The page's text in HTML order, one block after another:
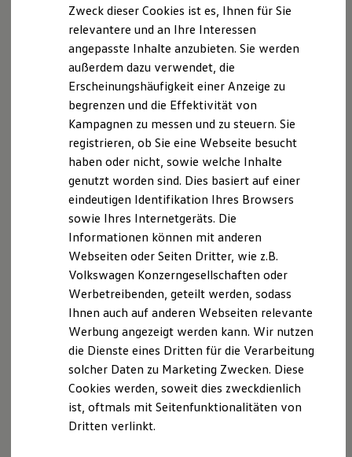
Kaufoptionen
E-Auto-Förderung
Software und Konnektivität
Die ID. Software 6
ID. Software Versionen und Updates
Digitale Extras
Schnittstellen zu Ihrem ID.
Hybridautos
Marke und Erlebnis
Volkswagen R und R Experience
R-Modelle
R Experience
Driving Experience
Volkswagen entdecken
Werkbesichtigung
Lifestyle Shop
T-Roc Kollektion
Golf Kollektion
ID. Kollektion
Volkswagen Kollektion
R-Kollektion
GTI Kollektion
Fußball Drop
we drive football
#wedriveproud
Besitzer und Service
Software Updates
Service und Ersatzteile
Handelsregister
Eintragung im Handelsregister.
Handelsregister: Regensburg HRA 10919
Versicherungsvermittlerregister: D-MBFW-R 5F
Umsatzsteuer
Umsatzsteuer-Identifikationsnummer
gemäß §27 a Umsatzsteuergesetz:
DE 364610857
Versicherungsvermittler
Kundeninformation nach §11 der Verordnung über die
Versicherungsvermittlung und -beratung:
Die Zweigbetriebe der Jepsen Betriebs GmbH & Co.
KG sind als Versicherungsvermittler gemäß § 34 d
Absatz 3 der
Gewerbeordnung (GewO) (produktakzessorischer
Versicherungsvermittler)
über die Volkswagen Versicherungsdienst GmbH für
die Allianz
Versicherungs-AG tätig.
IHK München und Oberbayern – Vermittlernummer
Zweck dieser Cookies ist es, Ihnen für Sie
relevantere und an Ihre Interessen
angepasste Inhalte anzubieten. Sie werden
außerdem dazu verwendet, die
Erscheinungshäufigkeit einer Anzeige zu
begrenzen und die Effektivität von
Kampagnen zu messen und zu steuern. Sie
registrieren, ob Sie eine Webseite besucht
haben oder nicht, sowie welche Inhalte
genutzt worden sind. Dies basiert auf einer
eindeutigen Identifikation Ihres Browsers
sowie Ihres Internetgeräts. Die
Informationen können mit anderen
Webseiten oder Seiten Dritter, wie z.B.
Volkswagen Konzerngesellschaften oder
Werbetreibenden, geteilt werden, sodass
Ihnen auch auf anderen Webseiten relevante
Werbung angezeigt werden kann. Wir nutzen
die Dienste eines Dritten für die Verarbeitung
solcher Daten zu Marketing Zwecken. Diese
Cookies werden, soweit dies zweckdienlich
ist, oftmals mit Seitenfunktionalitäten von
Dritten verlinkt.